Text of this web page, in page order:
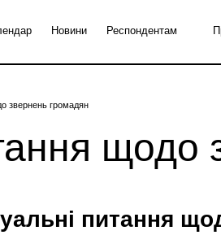
Новини Респондентам
звернень громадян
щодо
питання